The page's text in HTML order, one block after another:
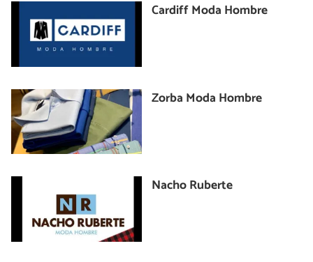
Cardiff Moda Hombre
Zorba Moda Hombre
Nacho Ruberte